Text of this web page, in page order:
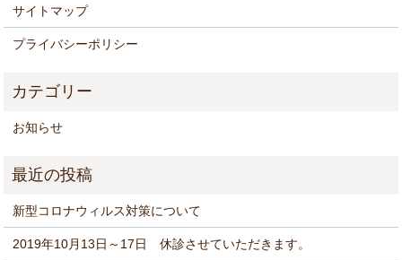
サイトマップ
プライバシーポリシー
お知らせ
新型コロナウィルス対策について
2019年10月13日～17日 休診させていただきます。